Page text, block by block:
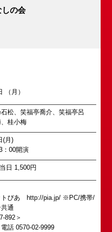
しの会
（月）
松、笑福亭喬介、笑福亭呂
桂小梅
(月)
：00開演
日 1,500円
トぴあ http://pia.jp/ ※PC/携帯/
通
892＞
話 0570-02-9999
トップ
報
芝居」と呼ばれた江戸時
中座、朝日座、弁天座
堀五座」と呼ばれ、
演芸の殿堂として栄え
、松竹(株)の直営映画館
(大阪市中央区)に引き継
するお問い合わせ
合わせ願います。
o-
t-
合わせ
わせ願います。
信フォーム
event/form/